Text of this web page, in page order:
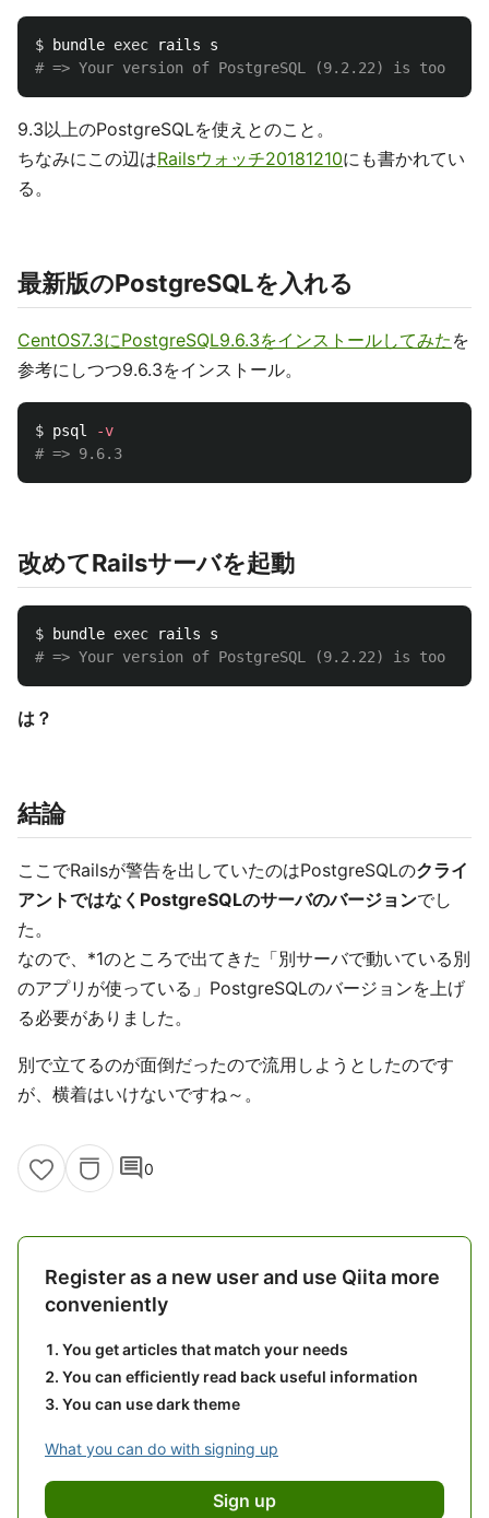
$ bundle exec
# => Your version of PostgreSQL (9.2.22) is too old.
9.3以上のPostgreSQLを使えとのこと。
ちなみにこの辺はRailsウォッチ20181210にも書かれてい
る。
最新版のPostgreSQLを入れる
CentOS7.3にPostgreSQL9.6.3をインストールしてみた を
参考にしつつ9.6.3をインストール。
$ psql
-v
# => 9.6.3
改めてRailsサーバを起動
$ bundle exec
# => Your version of PostgreSQL (9.2.22) is too old.
は？
結論
ここでRailsが警告を出していたのはPostgreSQLのクライ
アントではなくPostgreSQLのサーバのバージョンでし
た。
なので、*1のところで出てきた「別サーバで動いている別
のアプリが使っている」PostgreSQLのバージョンを上げ
る必要がありました。
別で立てるのが面倒だったので流用しようとしたのです
が、横着はいけないですね～。
comment0
Register as a new user and use Qiita more
conveniently
You get articles that match your needs
You can efficiently read back useful information
You can use dark theme
What you can do with signing up
Sign up